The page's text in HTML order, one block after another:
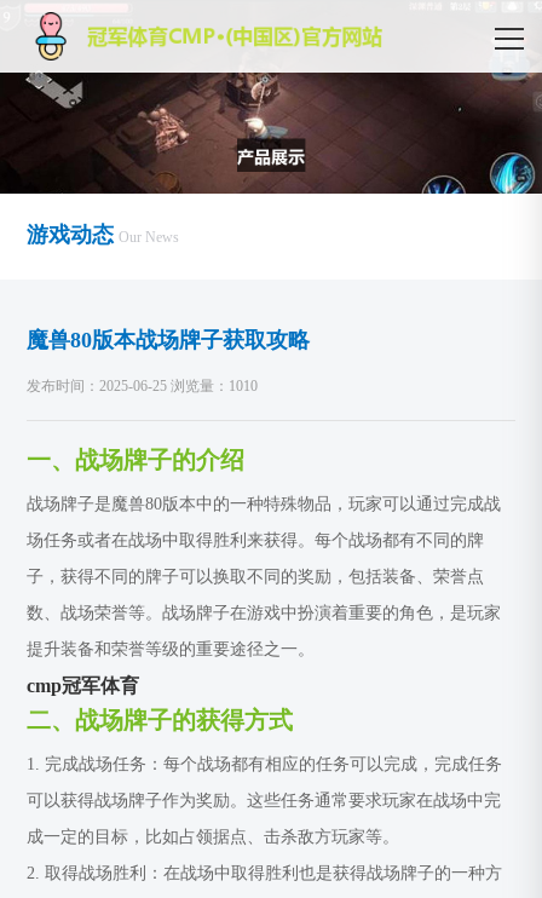
游戏动态 Our News
魔兽80版本战场牌子获取攻略
发布时间：2025-06-25 浏览量：1010
一、战场牌子的介绍
战场牌子是魔兽80版本中的一种特殊物品，玩家可以通过完成战
场任务或者在战场中取得胜利来获得。每个战场都有不同的牌
子，获得不同的牌子可以换取不同的奖励，包括装备、荣誉点
数、战场荣誉等。战场牌子在游戏中扮演着重要的角色，是玩家
提升装备和荣誉等级的重要途径之一。
cmp冠军体育
二、战场牌子的获得方式
1. 完成战场任务：每个战场都有相应的任务可以完成，完成任务
可以获得战场牌子作为奖励。这些任务通常要求玩家在战场中完
成一定的目标，比如占领据点、击杀敌方玩家等。
2. 取得战场胜利：在战场中取得胜利也是获得战场牌子的一种方